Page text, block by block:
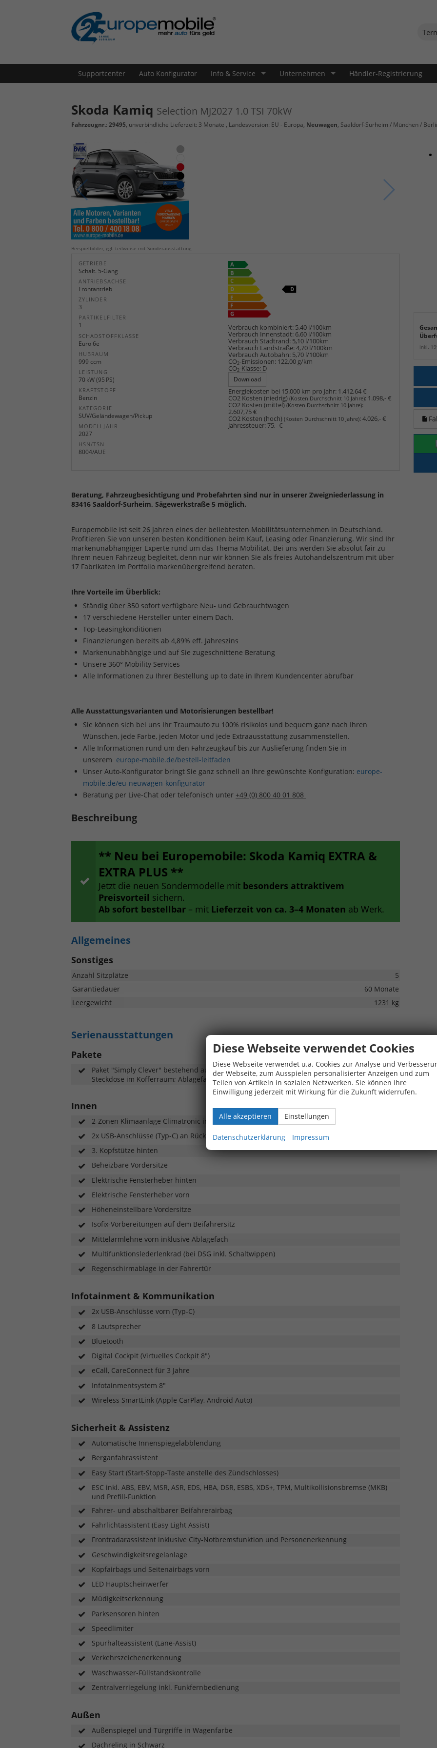
Supportcenter Auto Konfigurator Info & Service Unternehmen Händler-Registrierung
Skoda Kamiq Selection MJ2027 1.0 TSI 70kW
Fahrzeugnr.: 29495, unverbindliche Lieferzeit: 3 Monate , Landesversion: EU - Europa, Neuwagen, Saaldorf-Surheim / München /
inkl.
Beispielbilder, ggf. teilweise mit Sonderausstattung
GETRIEBE
Schalt. 5-Gang
ANTRIEBSACHSE
Frontantrieb
ZYLINDER
3
PARTIKELFILTER
1
SCHADSTOFFKLASSE
Euro 6e
HUBRAUM
999 ccm
LEISTUNG
70 kW (95 PS)
KRAFTSTOFF
Benzin
KATEGORIE
SUV/Geländewagen/Pickup
MODELLJAHR
2027
HSN/TSN
8004/AUE
Verbrauch kombiniert: 5,40 l/100km
Verbrauch Innenstadt: 6,60 l/100km
Verbrauch Stadtrand: 5,10 l/100km
Verbrauch Landstraße:4,70 l/100km
Verbrauch Autobahn: 5,70 l/100km
CO2-Emissionen: 122,00 g/km
CO2-Klasse: D
Download
Energiekosten bei 15.000 km pro Jahr: 1.412,64 €
CO2 Kosten (niedrig)(Kosten Durchschnitt 10 Jahre): 1.098,- €
CO2 Kosten (mittel)(Kosten Durchschnitt 10 Jahre):
2.607,75 €
CO2 Kosten (hoch)(Kosten Durchschnitt 10 Jahre):4.026,- €
Jahressteuer:75,- €
Beratung, Fahrzeugbesichtigung und Probefahrten sind nur in unserer Zweigniederlassung in
83416 Saaldorf-Surheim, Sägewerkstraße 5 möglich.
Europemobile ist seit 26 Jahren eines der beliebtesten Mobilitätsunternehmen in Deutschland.
Profitieren Sie von unseren besten Konditionen beim Kauf, Leasing oder Finanzierung. Wir sind Ihr
markenunabhängiger Experte rund um das Thema Mobilität. Bei uns werden Sie absolut fair zu
Ihrem neuen Fahrzeug begleitet, denn nur wir können Sie als freies Autohandelszentrum mit über
17 Fabrikaten im Portfolio markenübergreifend beraten.
Ihre Vorteile im Überblick:
Ständig über 350 sofort verfügbare Neu- und Gebrauchtwagen
17 verschiedene Hersteller unter einem Dach.
Top-Leasingkonditionen
Finanzierungen bereits ab 4,89% eff. Jahreszins
Markenunabhängige und auf Sie zugeschnittene Beratung
Unsere 360° Mobility Services
Alle Informationen zu Ihrer Bestellung up to date in Ihrem Kundencenter abrufbar
Alle Ausstattungsvarianten und Motorisierungen bestellbar!
Sie können sich bei uns Ihr Traumauto zu 100% risikolos und bequem ganz nach Ihren
Wünschen, jede Farbe, jeden Motor und jede Extraausstattung zusammenstellen.
Alle Informationen rund um den Fahrzeugkauf bis zur Auslieferung finden Sie in
unserem europe-mobile.de/bestell-leitfaden
Unser Auto-Konfigurator bringt Sie ganz schnell an Ihre gewünschte Konfiguration: europe-
mobile.de/eu-neuwagen-konfigurator
Beratung per Live-Chat oder telefonisch unter +49 (0) 800 40 01 808
Beschreibung
** Neu bei Europemobile: Skoda Kamiq EXTRA &
EXTRA PLUS **
Jetzt die neuen Sondermodelle mit besonders attraktivem
Preisvorteil sichern.
Ab sofort bestellbar – mit Lieferzeit von ca. 3–4 Monaten ab Werk.
Allgemeines
Sonstiges
Anzahl Sitzplätze
5
Garantiedauer
60 Monate
Leergewicht
1231 kg
Serienausstattungen
Pakete
Paket "Simply Clever" bestehend aus: Kleiderhaken; Netzprogramm im Kofferraum; 12V-
Steckdose im Kofferraum; Ablagefach; Kleiderhaken
Innen
2-Zonen Klimaanlage Climatronic inkl. Feuchtigkeitssensor, Geruchs- und Allergenfilter
2x USB-Anschlüsse (Typ-C) an Rückseite der vorderen Mittelarmlehne (Ladefunktion)
3. Kopfstütze hinten
Beheizbare Vordersitze
Elektrische Fensterheber hinten
Elektrische Fensterheber vorn
Höheneinstellbare Vordersitze
Isofix-Vorbereitungen auf dem Beifahrersitz
Mittelarmlehne vorn inklusive Ablagefach
Multifunktionslederlenkrad (bei DSG inkl. Schaltwippen)
Regenschirmablage in der Fahrertür
Infotainment & Kommunikation
2x USB-Anschlüsse vorn (Typ-C)
8 Lautsprecher
Bluetooth
Digital Cockpit (Virtuelles Cockpit 8")
eCall, CareConnect für 3 Jahre
Infotainmentsystem 8"
Wireless SmartLink (Apple CarPlay, Android Auto)
Sicherheit & Assistenz
Automatische Innenspiegelabblendung
Berganfahrassistent
Easy Start (Start-Stopp-Taste anstelle des Zündschlosses)
ESC inkl. ABS, EBV, MSR, ASR, EDS, HBA, DSR, ESBS, XDS+, TPM, Multikollisionsbremse (MKB)
und Prefill-Funktion
Fahrer- und abschaltbarer Beifahrerairbag
Fahrlichtassistent (Easy Light Assist)
Frontradarassistent inklusive City-Notbremsfunktion und Personenerkennung
Geschwindigkeitsregelanlage
Kopfairbags und Seitenairbags vorn
LED Hauptscheinwerfer
Müdigkeitserkennung
Parksensoren hinten
Speedlimiter
Spurhalteassistent (Lane-Assist)
Verkehrszeichenerkennung
Waschwasser-Füllstandskontrolle
Zentralverriegelung inkl. Funkfernbedienung
Außen
Außenspiegel und Türgriffe in Wagenfarbe
Dachreling in Schwarz
Diese Webseite verwendet Cookies
Diese Webseite verwendet u.a. Cookies zur Analyse und
der Webseite, zum Ausspielen personalisierter Anzeigen und zum
Teilen von Artikeln in sozialen Netzwerken. Sie können Ihre
Einwilligung jederzeit mit Wirkung für die Zukunft widerrufen.
Alle akzeptieren Einstellungen
Datenschutzerklärung Impressum